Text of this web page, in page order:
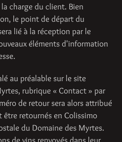
charge du client. Bien
le point de départ du
lié à la réception par le
éléments d'information
au préalable sur le site
rubrique « Contact » par
de retour sera alors attribué
retournés en Colissimo
du Domaine des Myrtes.
de vins renvoyés dans leur